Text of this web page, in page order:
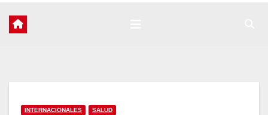
INTERNACIONALES SALUD